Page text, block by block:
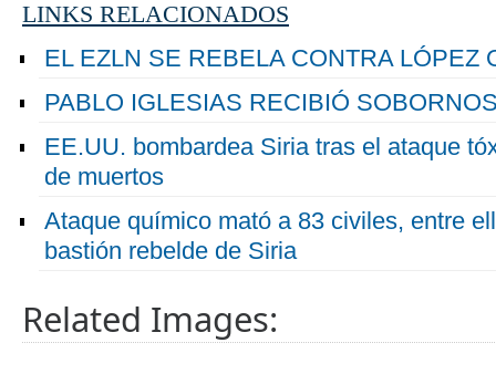
LINKS RELACIONADOS
EL EZLN SE REBELA CONTRA LÓPEZ
PABLO IGLESIAS RECIBIÓ
EE.UU. bombardea Siria tras el ataque
de muertos
Ataque químico mató a 83 civiles, entre
bastión rebelde de Siria
Related Images: